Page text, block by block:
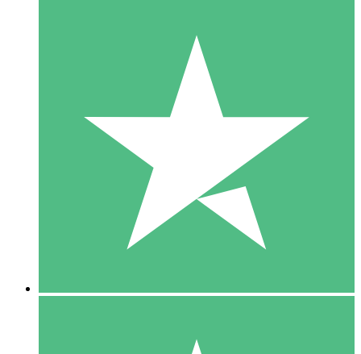
Individuele Creditpakketten
Betaal per gebruik met downloadtegoeden. Geen maandelijkse
1000
10 Downloaden